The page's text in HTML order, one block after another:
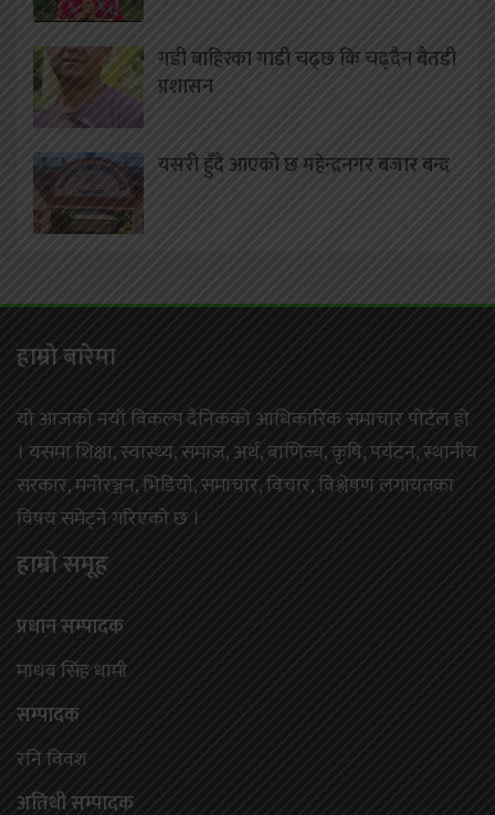
गडी बाहिरका गाडी चढ्छ कि चढ्दैन बैतडी
प्रशासन
यसरी हुँदै आएको छ महेन्द्रनगर बजार बन्द
हाम्राे बारेमा
यो आजको नयाँ विकल्प दैनिकको आधिकारिक समाचार पोर्टल हो
। यसमा शिक्षा, स्वास्थ्य, समाज, अर्थ, बाणिज्य, कृषि, पर्यटन, स्थानीय
सरकार, मनोरञ्जन, भिडियो, समाचार, विचार, विश्लेषण लगायतका
विषय समेट्ने गरिएको छ ।
हाम्राे समूह
प्रधान सम्पादक
माधब सिंह धामी
सम्पादक
रनि विवश
अतिथी सम्पादक